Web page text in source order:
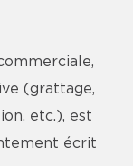
(grattage,
etc.), est
écrit